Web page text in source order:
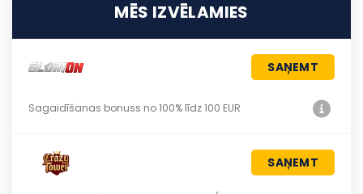
MĒS IZVĒLAMIES
SAŅEMT
Sagaidīšanas bonuss no 100% līdz 100 EUR
SAŅEMT